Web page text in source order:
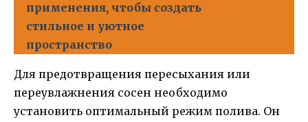
применения, чтобы создать
стильное и уютное
пространство
Для предотвращения пересыхания или
переувлажнения сосен необходимо
установить оптимальный режим полива. Он